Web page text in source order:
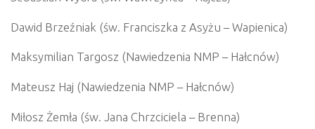
Dawid Brzeźniak (św. Franciszka z Asyżu – Wapienica)
Maksymilian Targosz (Nawiedzenia NMP – Hałcnów)
Mateusz Haj (Nawiedzenia NMP – Hałcnów)
Miłosz Żemła (św. Jana Chrzciciela – Brenna)